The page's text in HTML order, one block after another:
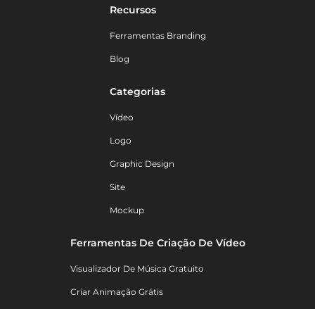
Recursos
Ferramentas Branding
Blog
Categorias
Vídeo
Logo
Graphic Design
Site
Mockup
Ferramentas De Criação De Vídeo
Visualizador De Música Gratuito
Criar Animação Grátis